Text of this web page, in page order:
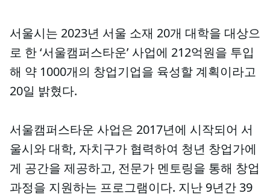
서울시는 2023년 서울 소재 20개 대학을 대상으
로 한 ‘서울캠퍼스타운’ 사업에 212억원을 투입
해 약 1000개의 창업기업을 육성할 계획이라고
20일 밝혔다.
서울캠퍼스타운 사업은 2017년에 시작되어 서
울시와 대학, 자치구가 협력하여 청년 창업가에
게 공간을 제공하고, 전문가 멘토링을 통해 창업
과정을 지원하는 프로그램이다. 지난 9년간 39